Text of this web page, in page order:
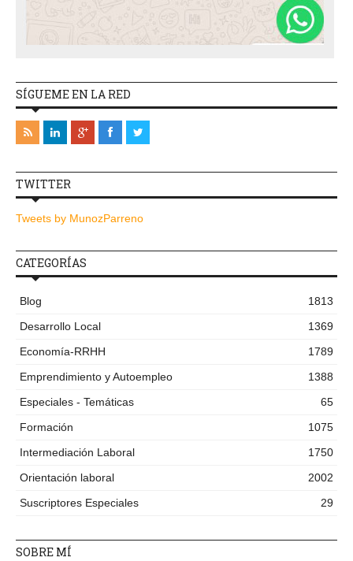
SÍGUEME EN LA RED
TWITTER
Tweets by MunozParreno
CATEGORÍAS
Blog
1813
Desarrollo Local
1369
Economía-RRHH
1789
Emprendimiento y Autoempleo
1388
Especiales - Temáticas
65
Formación
1075
Intermediación Laboral
1750
Orientación laboral
2002
Suscriptores Especiales
29
SOBRE MÍ